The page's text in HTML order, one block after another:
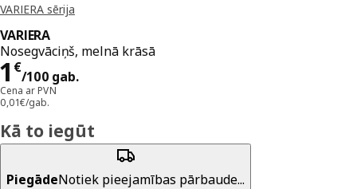
VARIERA sērija
VARIERA
Nosegvāciņš, melnā krāsā
1 €
/100 gab.
Cena 1€/100 gab.
Cena ar PVN
0,01€/gab.
Kā to iegūt
PiegādeNotiek pieejamības pārbaude...